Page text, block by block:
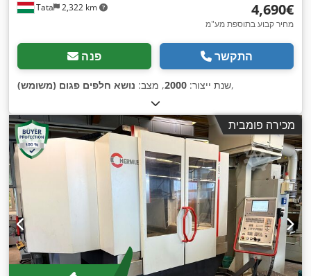
Tata 2,322 km ‏4,690 ‏€
מחיר קבוע בתוספת מע"מ
פנה התקשר
שנת ייצור: 2000, מצב: נושא חלפים פגום (משומש) ,
מכירה פומבית